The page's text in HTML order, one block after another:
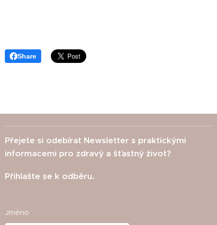
Share
Přejete si odebírat Newsletter s praktickými
informacemi pro zdravý a šťastný život?
Přihlašte se k odběru.
Jméno